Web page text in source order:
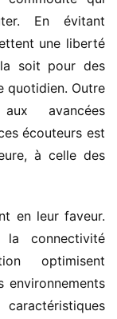
En évitant
une liberté
soit pour des
quotidien. Outre
avancées
écouteurs est
à celle des
en leur faveur.
connectivité
optimisent
environnements